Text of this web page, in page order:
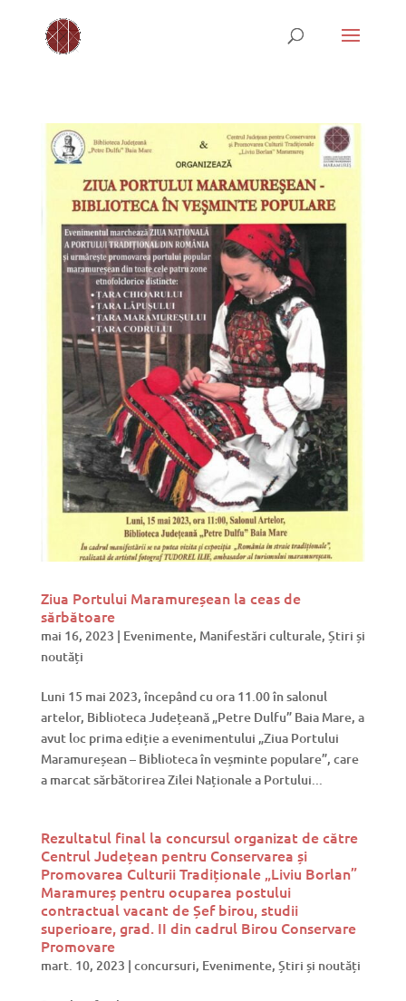
Ziua Portului Maramureșean la ceas de
sărbătoare
mai 16, 2023 | Evenimente, Manifestări culturale, Știri și
noutăți
Luni 15 mai 2023, începând cu ora 11.00 în salonul
artelor, Biblioteca Județeană „Petre Dulfu” Baia Mare, a
avut loc prima ediție a evenimentului „Ziua Portului
Maramureșean – Biblioteca în veșminte populare”, care
a marcat sărbătorirea Zilei Naționale a Portului...
Rezultatul final la concursul organizat de către
Centrul Județean pentru Conservarea și
Promovarea Culturii Tradiționale „Liviu Borlan”
Maramureș pentru ocuparea postului
contractual vacant de Șef birou, studii
superioare, grad. II din cadrul Birou Conservare
Promovare
mart. 10, 2023 | concursuri, Evenimente, Știri și noutăți